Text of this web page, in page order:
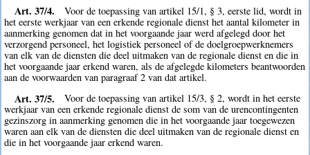
Art. 37/4.
Voor de toepassing van artikel 15/1, § 3, eerste lid, wordt in
het eerste werkjaar van een erkende regionale dienst het aantal kilometer in
aanmerking genomen dat in het voorgaande jaar werd afgelegd door het
verzorgend personeel, het logistiek personeel of de doelgroepwerknemers
van elk van de diensten die deel uitmaken van de regionale dienst en die in
het voorgaande jaar erkend waren, als de afgelegde kilometers beantwoorden
aan de voorwaarden van paragraaf 2 van dat artikel.
Art. 37/5.
Voor de toepassing van artikel 15/3, § 2, wordt in het eerste
werkjaar van een erkende regionale dienst de som van de urencontingenten
gezinszorg in aanmerking genomen die in het voorgaande jaar toegewezen
waren aan elk van de diensten die deel uitmaken van de regionale dienst en
die in het voorgaande jaar erkend waren.